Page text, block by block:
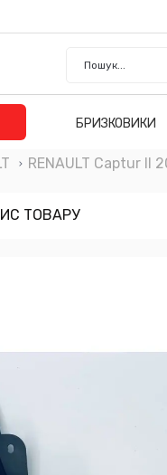
БРИЗКОВИКИ
RENAULT Captur II
ТОВАРУ